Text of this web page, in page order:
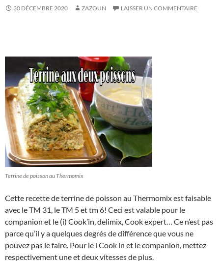
30 DÉCEMBRE 2020 ZAZOUN LAISSER UN COMMENTAIRE
Terrine de poisson au Thermomix
Cette recette de terrine de poisson au Thermomix est faisable
avec le TM 31, le TM 5 et tm 6! Ceci est valable pour le
companion et le (i) Cook’in, delimix, Cook expert… Ce n’est pas
parce qu’il y a quelques degrés de différence que vous ne
pouvez pas le faire. Pour le i Cook in et le companion, mettez
respectivement une et deux vitesses de plus.